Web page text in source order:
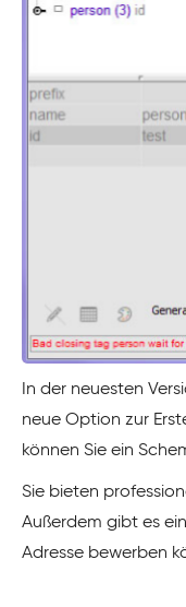
In der neuesten
neue Option zur
können Sie ein
Sie bieten
Außerdem gibt es
Adresse bewerben